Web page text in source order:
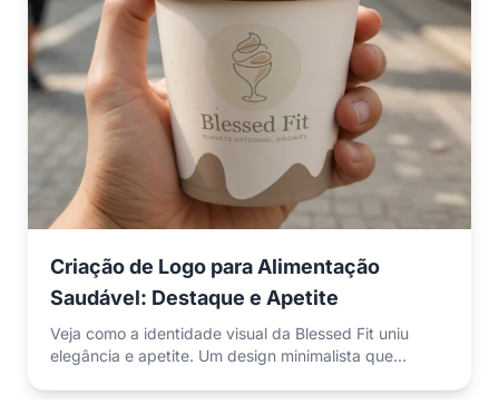
Criação de Logo para Alimentação
Saudável: Destaque e Apetite
Veja como a identidade visual da Blessed Fit uniu
elegância e apetite. Um design minimalista que